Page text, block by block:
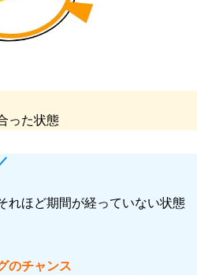
った状態
れほど期間が経っていない状態
のチャンス